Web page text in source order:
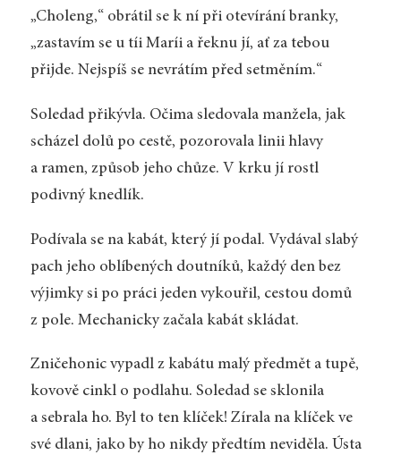
„Choleng,“ obrátil se k ní při otevírání branky,
„zastavím se u tíi Maríi a řeknu jí, ať za tebou
přijde. Nejspíš se nevrátím před setměním.“
Soledad přikývla. Očima sledovala manžela, jak
scházel dolů po cestě, pozorovala linii hlavy
a ramen, způsob jeho chůze. V krku jí rostl
podivný knedlík.
Podívala se na kabát, který jí podal. Vydával slabý
pach jeho oblíbených doutníků, každý den bez
výjimky si po práci jeden vykouřil, cestou domů
z pole. Mechanicky začala kabát skládat.
Zničehonic vypadl z kabátu malý předmět a tupě,
kovově cinkl o podlahu. Soledad se sklonila
a sebrala ho. Byl to ten klíček! Zírala na klíček ve
své dlani, jako by ho nikdy předtím neviděla. Ústa